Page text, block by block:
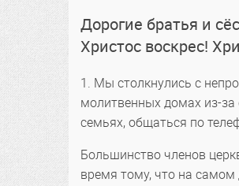
Дорогие братья и
Христос воскрес!
1. Мы столкнулись с
молитвенных домах из-
семьях, общаться по
Большинство членов
время тому, что на самом